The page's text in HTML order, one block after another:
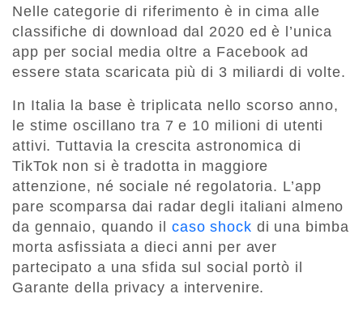
Nelle categorie di riferimento è in cima alle
classifiche di download dal 2020 ed è l’unica
app per social media oltre a Facebook ad
essere stata scaricata più di 3 miliardi di volte.
In Italia la base è triplicata nello scorso anno,
le stime oscillano tra 7 e 10 milioni di utenti
attivi. Tuttavia la crescita astronomica di
TikTok non si è tradotta in maggiore
attenzione, né sociale né regolatoria. L’app
pare scomparsa dai radar degli italiani almeno
da gennaio, quando il caso shock di una bimba
morta asfissiata a dieci anni per aver
partecipato a una sfida sul social portò il
Garante della privacy a intervenire.